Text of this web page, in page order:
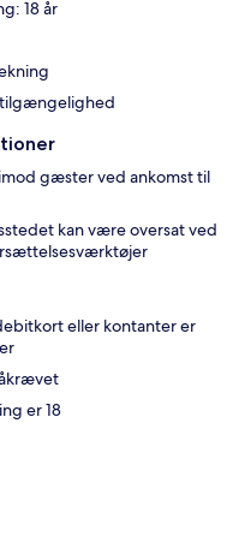
18 år
gæster ved ankomst til
kan være oversat ved
eller kontanter er
er 18